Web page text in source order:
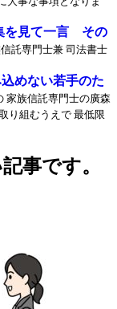
を見て一言 その
託専門士兼 司法書士
めない若手のた
族信託専門士の廣森
り組むうえで 最低限
事です。